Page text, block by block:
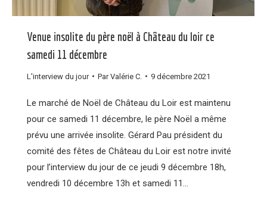
Venue insolite du père noël à Château du loir ce
samedi 11 décembre
L'interview du jour ParValérie C. 9 décembre 2021
Le marché de Noël de Château du Loir est maintenu
pour ce samedi 11 décembre, le père Noël a même
prévu une arrivée insolite. Gérard Pau président du
comité des fêtes de Château du Loir est notre invité
pour l’interview du jour de ce jeudi 9 décembre 18h,
vendredi 10 décembre 13h et samedi 11…